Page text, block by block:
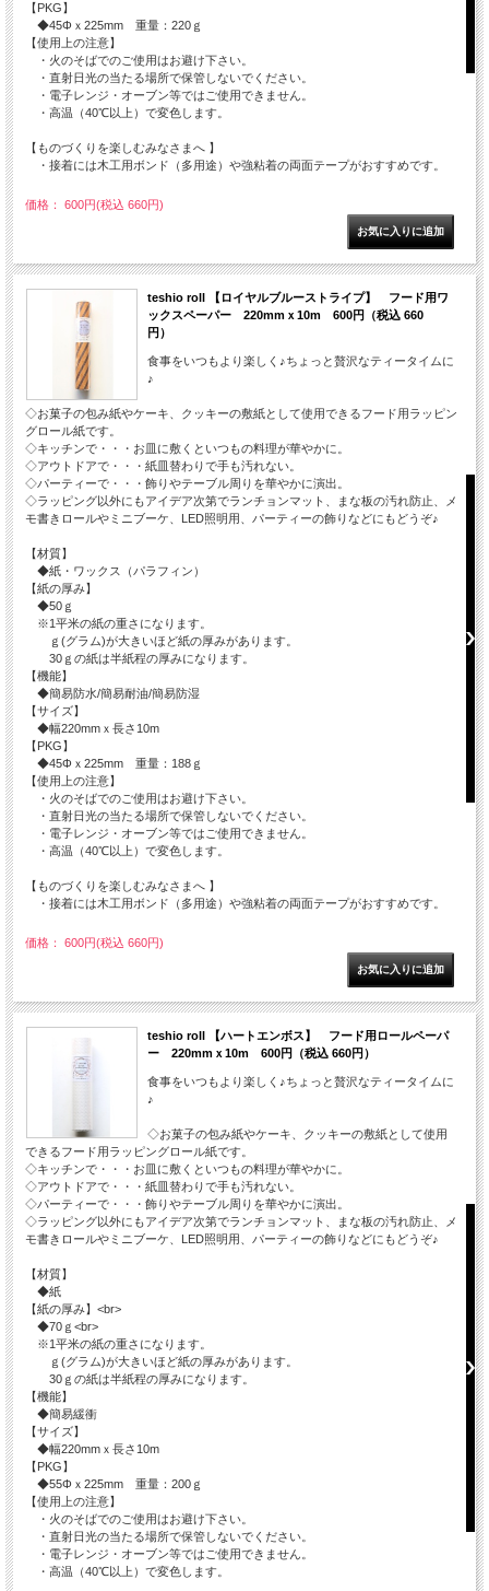
【PKG】
◆45Φｘ225mm 重量：220ｇ
【使用上の注意】
・火のそばでのご使用はお避け下さい。
・直射日光の当たる場所で保管しないでください。
・電子レンジ・オーブン等ではご使用できません。
・高温（40℃以上）で変色します。
【ものづくりを楽しむみなさまへ 】
・接着には木工用ボンド（多用途）や強粘着の両面テープがおすすめです。
価格： 600円(税込 660円)
teshio roll 【ロイヤルブルーストライプ】 フード用ワ
ックスペーパー 220mmｘ10m 600円（税込 660
円）
食事をいつもより楽しく♪ちょっと贅沢なティータイムに
♪
◇お菓子の包み紙やケーキ、クッキーの敷紙として使用できるフード用ラッピン
グロール紙です。
◇キッチンで・・・お皿に敷くといつもの料理が華やかに。
◇アウトドアで・・・紙皿替わりで手も汚れない。
◇パーティーで・・・飾りやテーブル周りを華やかに演出。
◇ラッピング以外にもアイデア次第でランチョンマット、まな板の汚れ防止、メ
モ書きロールやミニブーケ、LED照明用、パーティーの飾りなどにもどうぞ♪
【材質】
◆紙・ワックス（パラフィン）
【紙の厚み】
◆50ｇ
※1平米の紙の重さになります。
ｇ(グラム)が大きいほど紙の厚みがあります。
30ｇの紙は半紙程の厚みになります。
【機能】
◆簡易防水/簡易耐油/簡易防湿
【サイズ】
◆幅220mmｘ長さ10m
【PKG】
◆45Φｘ225mm 重量：188ｇ
【使用上の注意】
・火のそばでのご使用はお避け下さい。
・直射日光の当たる場所で保管しないでください。
・電子レンジ・オーブン等ではご使用できません。
・高温（40℃以上）で変色します。
【ものづくりを楽しむみなさまへ 】
・接着には木工用ボンド（多用途）や強粘着の両面テープがおすすめです。
価格： 600円(税込 660円)
teshio roll 【ハートエンボス】 フード用ロールペーパ
ー 220mmｘ10m 600円（税込 660円）
食事をいつもより楽しく♪ちょっと贅沢なティータイムに
♪
◇お菓子の包み紙やケーキ、クッキーの敷紙として使用
できるフード用ラッピングロール紙です。
◇キッチンで・・・お皿に敷くといつもの料理が華やかに。
◇アウトドアで・・・紙皿替わりで手も汚れない。
◇パーティーで・・・飾りやテーブル周りを華やかに演出。
◇ラッピング以外にもアイデア次第でランチョンマット、まな板の汚れ防止、メ
モ書きロールやミニブーケ、LED照明用、パーティーの飾りなどにもどうぞ♪
【材質】
◆紙
【紙の厚み】<br>
◆70ｇ<br>
※1平米の紙の重さになります。
ｇ(グラム)が大きいほど紙の厚みがあります。
30ｇの紙は半紙程の厚みになります。
【機能】
◆簡易緩衝
【サイズ】
◆幅220mmｘ長さ10m
【PKG】
◆55Φｘ225mm 重量：200ｇ
【使用上の注意】
・火のそばでのご使用はお避け下さい。
・直射日光の当たる場所で保管しないでください。
・電子レンジ・オーブン等ではご使用できません。
・高温（40℃以上）で変色します。